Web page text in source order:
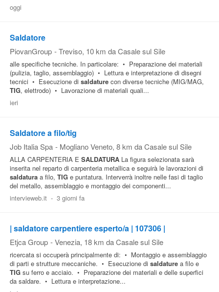
oggi
Saldatore
PiovanGroup - Treviso, 10 km da Casale sul Sile
alle specifiche tecniche. In particolare: • Preparazione dei materiali
(pulizia, taglio, assemblaggio) • Lettura e interpretazione di disegni
tecnici • Esecuzione di saldature con diverse tecniche (MIG/MAG,
TIG, elettrodo) • Lavorazione di materiali quali...
ieri
Saldatore a filo/tig
Job Italia Spa - Mogliano Veneto, 8 km da Casale sul Sile
ALLA CARPENTERIA E SALDATURA La figura selezionata sarà
inserita nel reparto di carpenteria metallica e seguirà le lavorazioni di
saldatura a filo, TIG e puntatura. Interverrà inoltre nelle fasi di taglio
del metallo, assemblaggio e montaggio dei componenti...
intervieweb.it - 3 giorni fa
| saldatore carpentiere esperto/a | 107306 |
Etjca Group - Venezia, 18 km da Casale sul Sile
ricercata si occuperà principalmente di: • Montaggio e assemblaggio
di parti e strutture meccaniche. • Esecuzione di saldature a filo e
TIG su ferro e acciaio. • Preparazione dei materiali e delle superfici
da saldare. • Lettura e interpretazione...